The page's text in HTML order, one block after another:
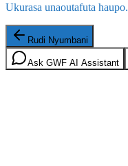
Ukurasa unaoutafuta haupo.
Rudi Nyumbani
Ask GWF AI Assistant